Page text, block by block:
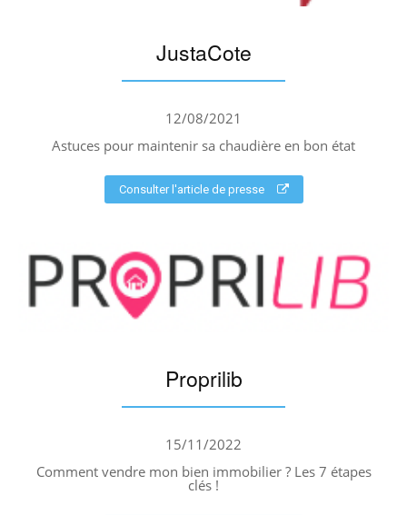
JustaCote
12/08/2021
Astuces pour maintenir sa chaudière en bon état
Consulter l'article de presse
Proprilib
15/11/2022
Comment vendre mon bien immobilier ? Les 7 étapes
clés !